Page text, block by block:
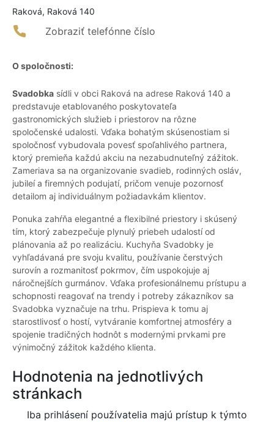
Raková, Raková 140
Zobraziť telefónne číslo
O spoločnosti:
Svadobka sídli v obci Raková na adrese Raková 140 a
predstavuje etablovaného poskytovateľa
gastronomických služieb i priestorov na rôzne
spoločenské udalosti. Vďaka bohatým skúsenostiam si
spoločnosť vybudovala povesť spoľahlivého partnera,
ktorý premieňa každú akciu na nezabudnuteľný zážitok.
Zameriava sa na organizovanie svadieb, rodinných osláv,
jubileí a firemných podujatí, pričom venuje pozornosť
detailom aj individuálnym požiadavkám klientov.
Ponuka zahŕňa elegantné a flexibilné priestory i skúsený
tím, ktorý zabezpečuje plynulý priebeh udalostí od
plánovania až po realizáciu. Kuchyňa Svadobky je
vyhľadávaná pre svoju kvalitu, používanie čerstvých
surovín a rozmanitosť pokrmov, čím uspokojuje aj
náročnejších gurmánov. Vďaka profesionálnemu prístupu a
schopnosti reagovať na trendy i potreby zákazníkov sa
Svadobka vyznačuje na trhu. Prispieva k tomu aj
starostlivosť o hostí, vytváranie komfortnej atmosféry a
spojenie tradičných hodnôt s modernými prvkami pre
výnimočný zážitok každého klienta.
Hodnotenia na jednotlivých
stránkach
Iba prihlásení používatelia majú prístup k týmto